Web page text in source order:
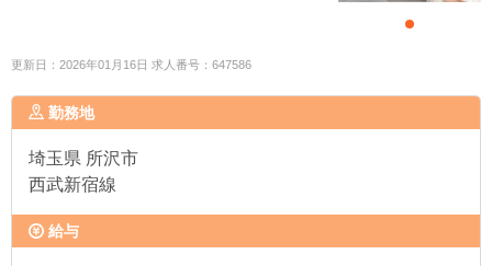
更新日：2026年01月16日 求人番号：647586
勤務地
埼玉県 所沢市
西武新宿線
給与